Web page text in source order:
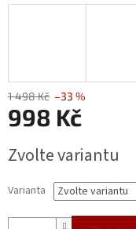
1 498 Kč –33 %
998 Kč
cena:
Zvolte variantu
Varianta